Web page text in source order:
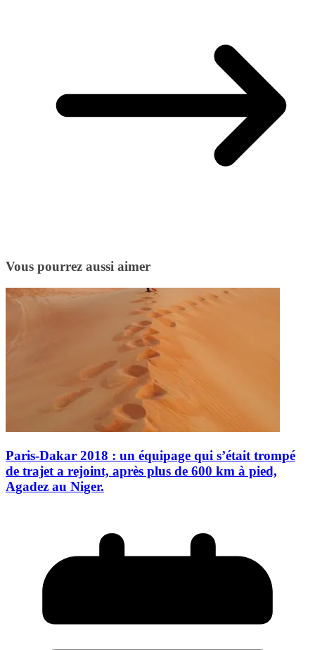
Vous pourrez aussi aimer
Paris-Dakar 2018 : un équipage qui s’était trompé
de trajet a rejoint, après plus de 600 km à pied,
Agadez au Niger.